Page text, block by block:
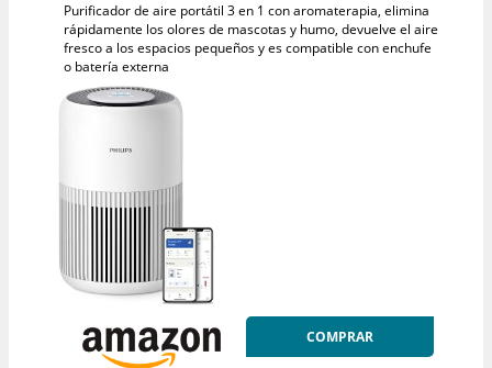
Purificador de aire portátil 3 en 1 con aromaterapia, elimina
rápidamente los olores de mascotas y humo, devuelve el aire
fresco a los espacios pequeños y es compatible con enchufe
o batería externa
COMPRAR